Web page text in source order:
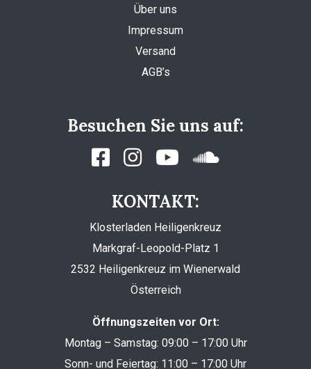
Über uns
Impressum
Versand
AGB’s
Besuchen Sie uns auf:
KONTAKT:
Klosterladen Heiligenkreuz
Markgraf-Leopold-Platz 1
2532 Heiligenkreuz im Wienerwald
Österreich
Öffnungszeiten vor Ort:
Montag – Samstag: 09:00 – 17:00 Uhr
Sonn- und Feiertag: 11:00 – 17:00 Uhr